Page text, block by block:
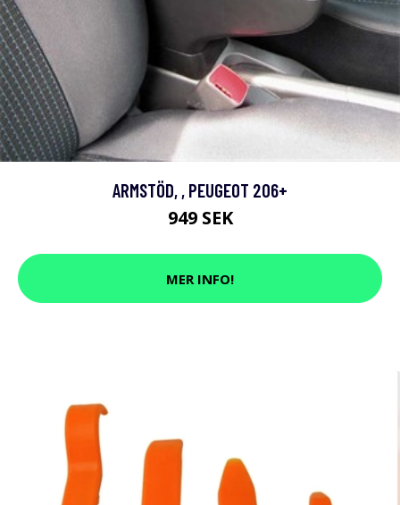
ARMSTÖD, , PEUGEOT 206+
949 SEK
MER INFO!